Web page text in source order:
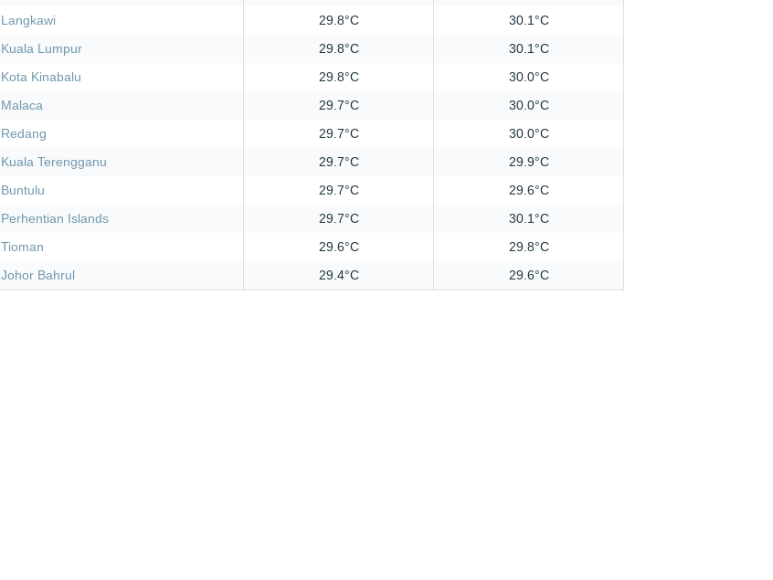
Langkawi
29.8°C
30.1°C
Kuala Lumpur
29.8°C
30.1°C
Kota Kinabalu
29.8°C
30.0°C
Malaca
29.7°C
30.0°C
Redang
29.7°C
30.0°C
Kuala Terengganu
29.7°C
29.9°C
Buntulu
29.7°C
29.6°C
Perhentian Islands
29.7°C
30.1°C
Tioman
29.6°C
29.8°C
Johor Bahrul
29.4°C 29.6°C